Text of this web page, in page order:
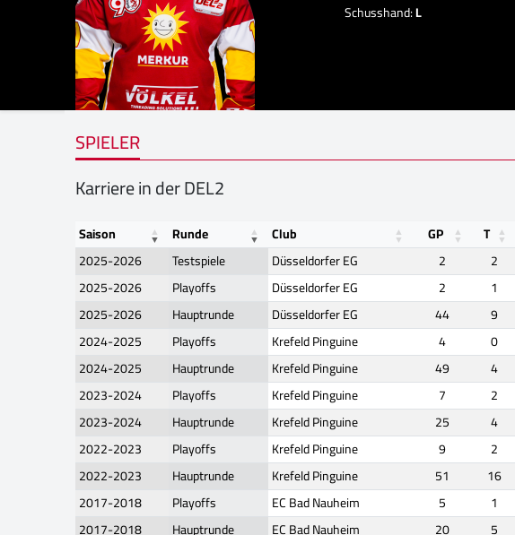
Schusshand:L
SPIELER
Karriere in der DEL2
Saison Runde Club GP T
2025-2026
Testspiele Düsseldorfer EG 2 2
2025-2026
Playoffs Düsseldorfer EG 2 1
2025-2026
Hauptrunde Düsseldorfer EG 44 9
2024-2025
Playoffs Krefeld Pinguine 4 0
2024-2025
Hauptrunde Krefeld Pinguine 49 4
2023-2024
Playoffs Krefeld Pinguine 7 2
2023-2024
Hauptrunde Krefeld Pinguine 25 4
2022-2023
Playoffs Krefeld Pinguine 9 2
2022-2023
Hauptrunde Krefeld Pinguine 51 16
2017-2018
Playoffs EC Bad Nauheim 5 1
2017-2018
Hauptrunde EC Bad Nauheim 20 5